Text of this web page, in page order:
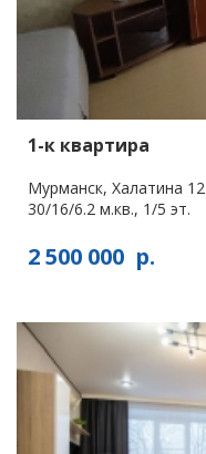
1-к квартира
Мурманск, Халатина 12
30/16/6.2 м.кв., 1/5 эт.
2 500 000 р.